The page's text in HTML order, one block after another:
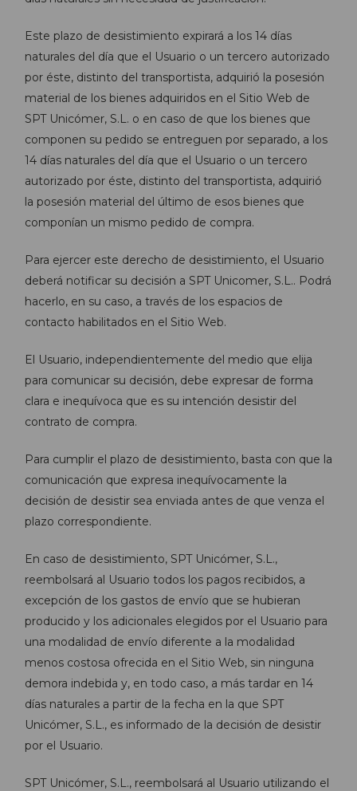
Este plazo de desistimiento expirará a los 14 días
naturales del día que el Usuario o un tercero autorizado
por éste, distinto del transportista, adquirió la posesión
material de los bienes adquiridos en el Sitio Web de
SPT Unicómer, S.L. o en caso de que los bienes que
componen su pedido se entreguen por separado, a los
14 días naturales del día que el Usuario o un tercero
autorizado por éste, distinto del transportista, adquirió
la posesión material del último de esos bienes que
componían un mismo pedido de compra.
Para ejercer este derecho de desistimiento, el Usuario
deberá notificar su decisión a SPT Unicomer, S.L.. Podrá
hacerlo, en su caso, a través de los espacios de
contacto habilitados en el Sitio Web.
El Usuario, independientemente del medio que elija
para comunicar su decisión, debe expresar de forma
clara e inequívoca que es su intención desistir del
contrato de compra.
Para cumplir el plazo de desistimiento, basta con que la
comunicación que expresa inequívocamente la
decisión de desistir sea enviada antes de que venza el
plazo correspondiente.
En caso de desistimiento, SPT Unicómer, S.L.,
reembolsará al Usuario todos los pagos recibidos, a
excepción de los gastos de envío que se hubieran
producido y los adicionales elegidos por el Usuario para
una modalidad de envío diferente a la modalidad
menos costosa ofrecida en el Sitio Web, sin ninguna
demora indebida y, en todo caso, a más tardar en 14
días naturales a partir de la fecha en la que SPT
Unicómer, S.L., es informado de la decisión de desistir
por el Usuario.
SPT Unicómer, S.L., reembolsará al Usuario utilizando el